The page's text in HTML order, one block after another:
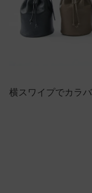
横スワイプでカラ